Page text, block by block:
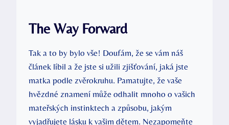
The Way Forward
Tak a to by bylo vše! Doufám, že se vám náš
článek líbil a že jste si užili zjišťování, jaká jste
matka podle zvěrokruhu. Pamatujte, že vaše
hvězdné znamení může odhalit mnoho o vašich
mateřských instinktech a způsobu, jakým
vyjadřujete lásku k vašim dětem. Nezapomeňte